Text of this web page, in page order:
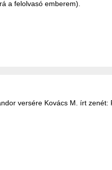
a felolvasó emberem).
versére Kovács M. írt